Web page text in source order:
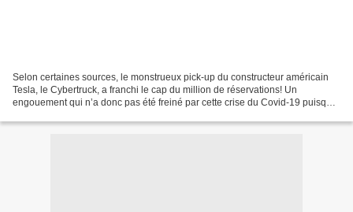
Selon certaines sources, le monstrueux pick-up du constructeur américain
Tesla, le Cybertruck, a franchi le cap du million de réservations! Un
engouement qui n’a donc pas été freiné par cette crise du Covid-19 puisque